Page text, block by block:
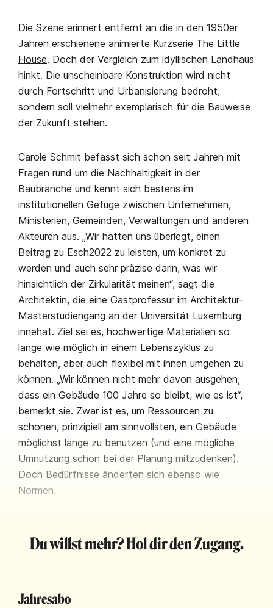
Die Szene erinnert entfernt an die in den 1950er
Jahren erschienene animierte Kurzserie The Little
House. Doch der Vergleich zum idyllischen Landhaus
hinkt. Die unscheinbare Konstruktion wird nicht
durch Fortschritt und Urbanisierung bedroht,
sondern soll vielmehr exemplarisch für die Bauweise
der Zukunft stehen.
Carole Schmit befasst sich schon seit Jahren mit
Fragen rund um die Nachhaltigkeit in der
Baubranche und kennt sich bestens im
institutionellen Gefüge zwischen Unternehmen,
Ministerien, Gemeinden, Verwaltungen und anderen
Akteuren aus. „Wir hatten uns überlegt, einen
Beitrag zu Esch2022 zu leisten, um konkret zu
werden und auch sehr präzise darin, was wir
hinsichtlich der Zirkularität meinen“, sagt die
Architektin, die eine Gastprofessur im Architektur-
Masterstudiengang an der Universität Luxemburg
innehat. Ziel sei es, hochwertige Materialien so
lange wie möglich in einem Lebenszyklus zu
behalten, aber auch flexibel mit ihnen umgehen zu
können. „Wir können nicht mehr davon ausgehen,
dass ein Gebäude 100 Jahre so bleibt, wie es ist“,
bemerkt sie. Zwar ist es, um Ressourcen zu
schonen, prinzipiell am sinnvollsten, ein Gebäude
möglichst lange zu benutzen (und eine mögliche
Umnutzung schon bei der Planung mitzudenken).
Doch Bedürfnisse änderten sich ebenso wie
Normen.
Du willst mehr? Hol dir den Zugang.
Jahresabo